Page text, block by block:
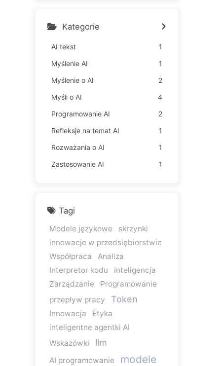
ymi – Powoli uczymy się AI
Kategorie
AI tekst
1
Myślenie AI
1
Myślenie o AI
2
Myśli o AI
4
Programowanie AI
2
Refleksje na temat AI
1
Rozważania o AI
1
Zastosowanie AI
1
Tagi
Modele językowe
skrzynki
innowacje w przedsiębiorstwie
Współpraca
Analiza
Interpretor kodu
inteligencja
Zarządzanie
Programowanie
przepływ pracy
Token
Innowacja
Etyka
inteligentne agentki AI
Wskazówki
llm
AI programowanie modele